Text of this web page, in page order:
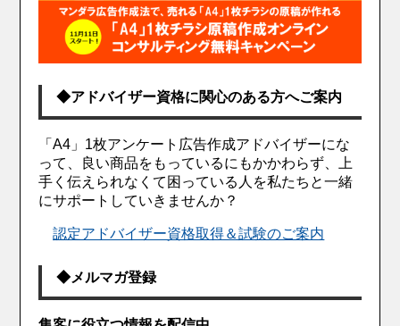
◆アドバイザー資格に関心のある方へご案内
「A4」1枚アンケート広告作成アドバイザーにな
って、良い商品をもっているにもかかわらず、上
手く伝えられなくて困っている人を私たちと一緒
にサポートしていきませんか？
認定アドバイザー資格取得＆試験のご案内
◆メルマガ登録